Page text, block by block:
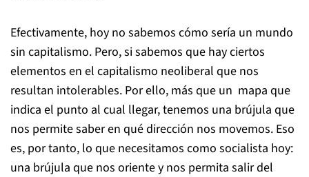
Efectivamente, hoy no sabemos cómo sería un mundo
sin capitalismo. Pero, si sabemos que hay ciertos
elementos en el capitalismo neoliberal que nos
resultan intolerables. Por ello, más que un mapa que
indica el punto al cual llegar, tenemos una brújula que
nos permite saber en qué dirección nos movemos. Eso
es, por tanto, lo que necesitamos como socialista hoy:
una brújula que nos oriente y nos permita salir del